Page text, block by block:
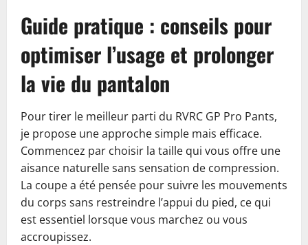
Guide pratique : conseils pour
optimiser l’usage et prolonger
la vie du pantalon
Pour tirer le meilleur parti du RVRC GP Pro Pants,
je propose une approche simple mais efficace.
Commencez par choisir la taille qui vous offre une
aisance naturelle sans sensation de compression.
La coupe a été pensée pour suivre les mouvements
du corps sans restreindre l’appui du pied, ce qui
est essentiel lorsque vous marchez ou vous
accroupissez.